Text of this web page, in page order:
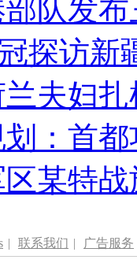
队发
探访新
兰夫妇
：首
某特
| 联系我们 | 广告服务